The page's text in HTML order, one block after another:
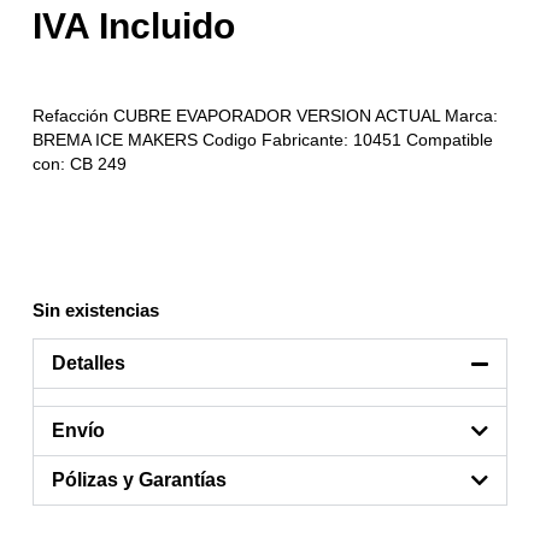
Refacción CUBRE EVAPORADOR VERSION ACTUAL Marca:
BREMA ICE MAKERS Codigo Fabricante: 10451 Compatible
con: CB 249
Sin existencias
Detalles
Envío
Pólizas y Garantías